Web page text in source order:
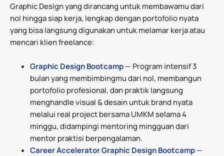
Graphic Design yang dirancang untuk membawamu dari
nol hingga siap kerja, lengkap dengan portofolio nyata
yang bisa langsung digunakan untuk melamar kerja atau
mencari klien freelance:
Graphic Design Bootcamp— Program intensif 3
bulan yang membimbingmu dari nol, membangun
portofolio profesional, dan praktik langsung
menghandle visual & desain untuk brand nyata
melalui real project bersama UMKM selama 4
minggu, didampingi mentoring mingguan dari
mentor praktisi berpengalaman.
Career Accelerator Graphic Design Bootcamp—